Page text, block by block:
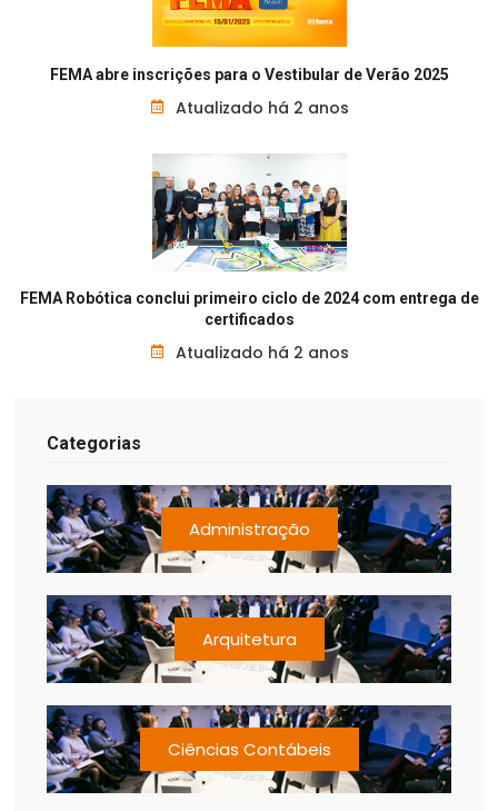
FEMA abre inscrições para o Vestibular de Verão 2025
Atualizado há 2 anos
FEMA Robótica conclui primeiro ciclo de 2024 com entrega de
certificados
Atualizado há 2 anos
Categorias
Administração
Arquitetura
Ciências Contábeis